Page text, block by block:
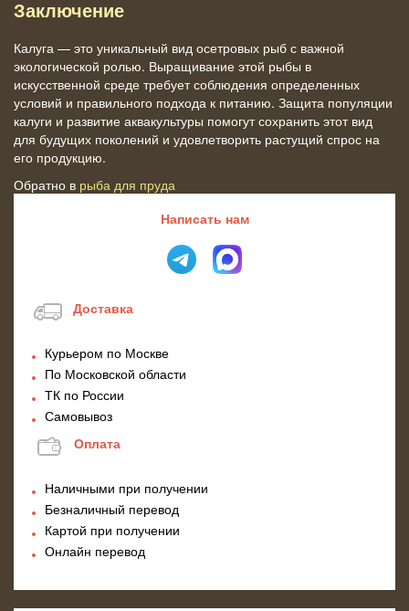
Заключение
Калуга — это уникальный вид осетровых рыб с важной
экологической ролью. Выращивание этой рыбы в
искусственной среде требует соблюдения определенных
условий и правильного подхода к питанию. Защита популяции
калуги и развитие аквакультуры помогут сохранить этот вид
для будущих поколений и удовлетворить растущий спрос на
его продукцию.
Обратно в рыба для пруда
Написать нам
Доставка
Курьером по Москве
По Московской области
ТК по России
Самовывоз
Оплата
Наличными при получении
Безналичный перевод
Картой при получении
Онлайн перевод